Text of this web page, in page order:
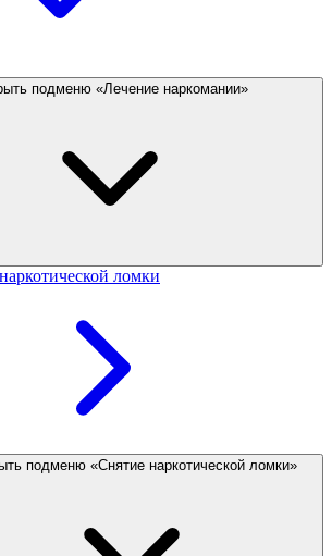
подменю «Лечение наркомании»
ломки
подменю «Снятие наркотической ломки»